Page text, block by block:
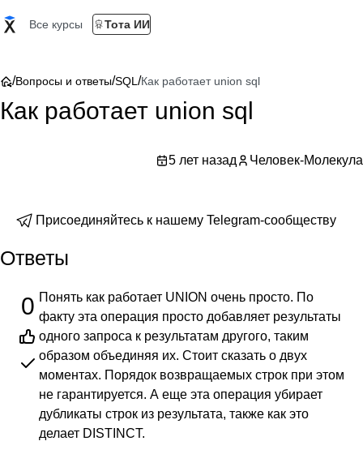
Все курсы Тота ИИ
/Вопросы и ответы/SQL /Как работает union sql
Как работает union sql
5 лет назад Человек-Молекула
Присоединяйтесь к нашему Telegram-сообществу
Ответы
0 Понять как работает UNION очень просто. По
факту эта операция просто добавляет результаты
одного запроса к результатам другого, таким
образом объединяя их. Стоит сказать о двух
моментах. Порядок возвращаемых строк при этом
не гарантируется. А еще эта операция убирает
дубликаты строк из результата, также как это
делает DISTINCT.